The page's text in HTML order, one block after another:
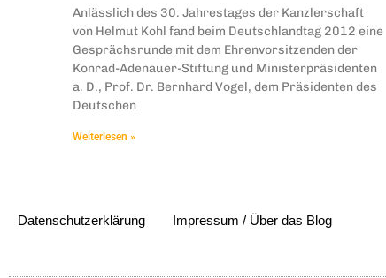
Anlässlich des 30. Jahrestages der Kanzlerschaft
von Helmut Kohl fand beim Deutschlandtag 2012 eine
Gesprächsrunde mit dem Ehrenvorsitzenden der
Konrad-Adenauer-Stiftung und Ministerpräsidenten
a. D., Prof. Dr. Bernhard Vogel, dem Präsidenten des
Deutschen
Weiterlesen »
Datenschutzerklärung Impressum / Über das Blog